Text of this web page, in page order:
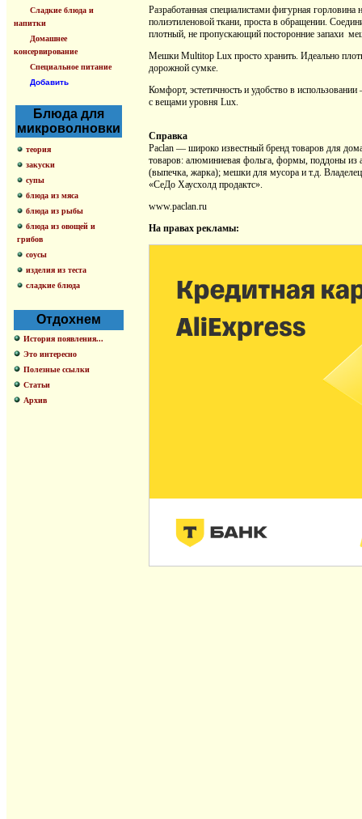
Сладкие блюда и
напитки
Домашнее
консервирование
Специальное питание
Добавить
Блюда для
микроволновки
теория
закуски
супы
блюда из мяса
блюда из рыбы
блюда из овощей и
грибов
соусы
изделия из теста
сладкие блюда
Отдохнем
История появления...
Это интересно
Полезные ссылки
Статьи
Архив
Разработанная специалистами фигурная
полиэтиленовой ткани, проста в обращении.
плотный, не пропускающий посторонние запахи
Мешки Multitop Lux просто хранить. Идеально
дорожной сумке.
Комфорт, эстетичность и удобство в
с вещами уровня Lux.
Справка
Paclan — широко известный бренд товаров для
товаров: алюминиевая фольга, формы, поддоны из
(выпечка, жарка); мешки для мусора и т.д.
«СеДо Хаусхолд продактс».
www.paclan.ru
На правах рекламы: